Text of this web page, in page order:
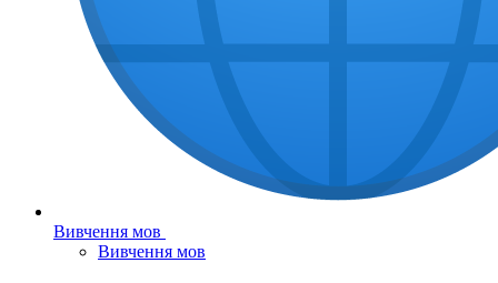
Вивчення мов
Вивчення мов